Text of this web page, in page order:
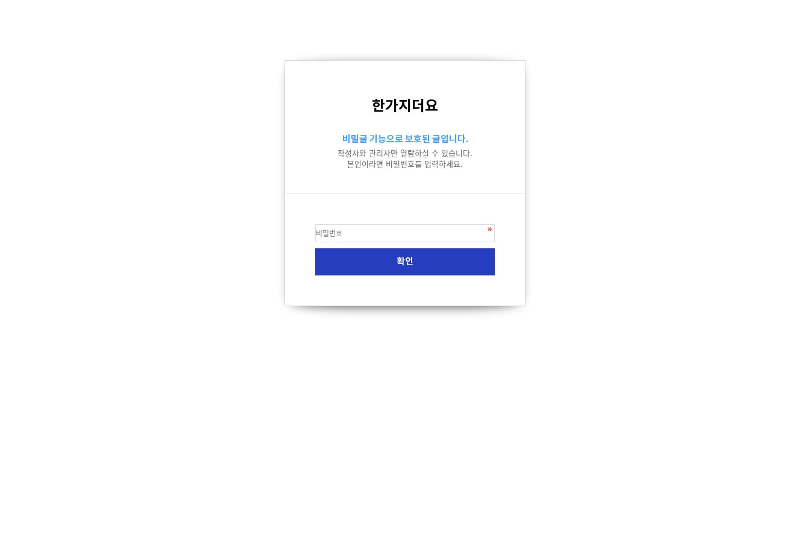
한가지더요
비밀글 기능으로 보호된 글입니다.
작성자와 관리자만 열람하실 수 있습니다.
본인이라면 비밀번호를 입력하세요.